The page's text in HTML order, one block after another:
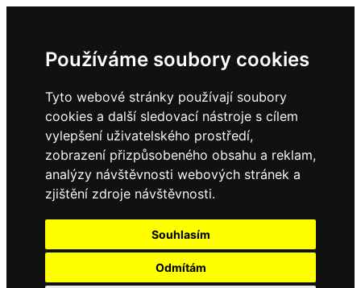
Používáme soubory cookies
Tyto webové stránky používají soubory
cookies a další sledovací nástroje s cílem
vylepšení uživatelského prostředí,
zobrazení přizpůsobeného obsahu a reklam,
analýzy návštěvnosti webových stránek a
zjištění zdroje návštěvnosti.
Souhlasím
Odmítám